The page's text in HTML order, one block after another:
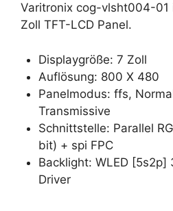
Varitronix cog-vlsht004-01
Zoll TFT-LCD Panel.
Displaygröße: 7 Zoll
Auflösung: 800 X 480
Panelmodus: ffs,
Transmissive
Schnittstelle: Parallel
bit) + spi FPC
Backlight: WLED
Driver